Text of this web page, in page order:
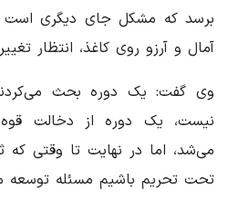
برسد که مشکل جای دیگری
آمال و آرزو روی کاغذ، انتظار
وی گفت: یک دوره بحث
نیست، یک دوره از دخالت قوه
می‌شد، اما در نهایت تا وقتی که
تحت تحریم باشیم مسئله توسعه